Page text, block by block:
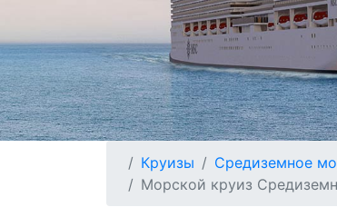
Круизы Средиземное
Морской круиз